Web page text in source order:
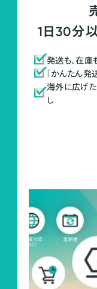
1日30分
発送も、在庫
「かんたん発
海外に広げた
し